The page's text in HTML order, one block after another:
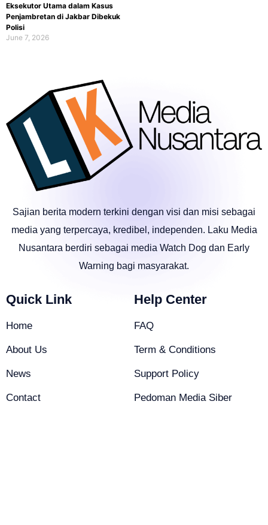
Eksekutor Utama dalam Kasus
Penjambretan di Jakbar Dibekuk
Polisi
June 7, 2026
Sajian berita modern terkini dengan visi dan misi sebagai
media yang terpercaya, kredibel, independen. Laku Media
Nusantara berdiri sebagai media Watch Dog dan Early
Warning bagi masyarakat.
Quick Link
Home
About Us
News
Contact
Help Center
FAQ
Term & Conditions
Support Policy
Pedoman Media Siber